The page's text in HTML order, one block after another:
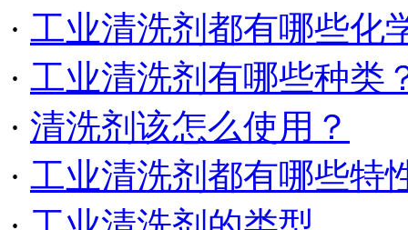
· 工业清洗剂都有哪些化
· 工业清洗剂有哪些种类
· 清洗剂该怎么使用？
· 工业清洗剂都有哪些特